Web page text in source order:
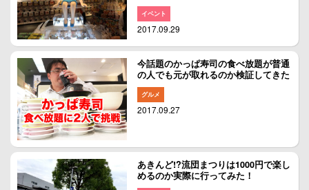
イベント
2017.09.29
今話題のかっぱ寿司の食べ放題が普通
の人でも元が取れるのか検証してきた
グルメ
2017.09.27
あきんど!?流団まつりは1000円で楽し
めるのか実際に行ってみた！